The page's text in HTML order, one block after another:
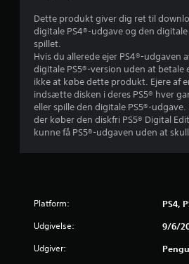
Dette produkt giver dig ret til
digitale PS4®-udgave og den
spillet.
Hvis du allerede ejer PS4®-udgaven
digitale PS5®-version uden at
ikke at købe dette produkt. Ejere af
indsætte disken i deres PS5® hver
eller spille den digitale PS5®-udgave.
der køber den diskfri PS5® Digital
kunne få PS5®-udgaven uden at
Platform: PS4,
Udgivelse: 9/6/
Udgiver: